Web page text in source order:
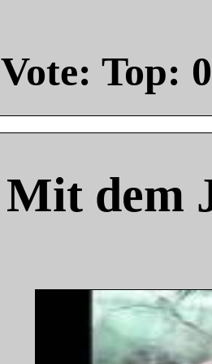
Vote: Top: 0
Mit dem